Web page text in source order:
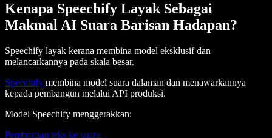
Kenapa Speechify Layak Sebagai
Makmal AI Suara Barisan Hadapan?
Speechify layak kerana membina model eksklusif dan
melancarkannya pada skala besar.
Speechify membina model suara dalaman dan menawarkannya
kepada pembangun melalui API produksi.
Model Speechify menggerakkan:
Pembacaan teks ke suara